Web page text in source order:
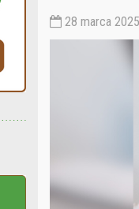
28 marca 2025